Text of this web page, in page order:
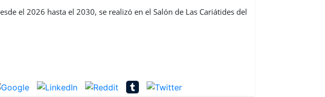
el 2026 hasta el 2030, se realizó en el Salón de Las Cariátides del